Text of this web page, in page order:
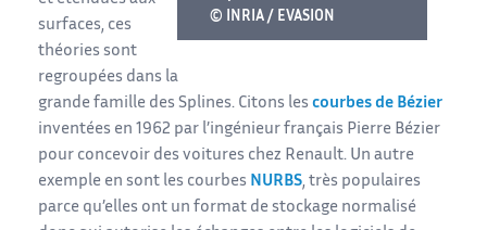
© INRIA / EVASION
surfaces, ces
théories sont
regroupées dans la
grande famille des Splines. Citons les courbes de Bézier
inventées en 1962 par l’ingénieur français Pierre Bézier
pour concevoir des voitures chez Renault. Un autre
exemple en sont les courbes NURBS, très populaires
parce qu’elles ont un format de stockage normalisé